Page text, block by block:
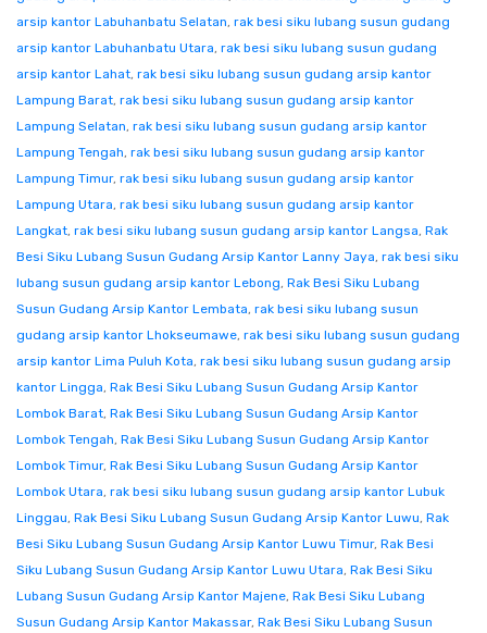
arsip kantor Labuhanbatu Selatan, rak besi siku lubang susun gudang
arsip kantor Labuhanbatu Utara, rak besi siku lubang susun gudang
arsip kantor Lahat, rak besi siku lubang susun gudang arsip kantor
Lampung Barat, rak besi siku lubang susun gudang arsip kantor
Lampung Selatan, rak besi siku lubang susun gudang arsip kantor
Lampung Tengah, rak besi siku lubang susun gudang arsip kantor
Lampung Timur, rak besi siku lubang susun gudang arsip kantor
Lampung Utara, rak besi siku lubang susun gudang arsip kantor
Langkat, rak besi siku lubang susun gudang arsip kantor Langsa, Rak
Besi Siku Lubang Susun Gudang Arsip Kantor Lanny Jaya, rak besi siku
lubang susun gudang arsip kantor Lebong, Rak Besi Siku Lubang
Susun Gudang Arsip Kantor Lembata, rak besi siku lubang susun
gudang arsip kantor Lhokseumawe, rak besi siku lubang susun gudang
arsip kantor Lima Puluh Kota, rak besi siku lubang susun gudang arsip
kantor Lingga, Rak Besi Siku Lubang Susun Gudang Arsip Kantor
Lombok Barat, Rak Besi Siku Lubang Susun Gudang Arsip Kantor
Lombok Tengah, Rak Besi Siku Lubang Susun Gudang Arsip Kantor
Lombok Timur, Rak Besi Siku Lubang Susun Gudang Arsip Kantor
Lombok Utara, rak besi siku lubang susun gudang arsip kantor Lubuk
Linggau, Rak Besi Siku Lubang Susun Gudang Arsip Kantor Luwu, Rak
Besi Siku Lubang Susun Gudang Arsip Kantor Luwu Timur, Rak Besi
Siku Lubang Susun Gudang Arsip Kantor Luwu Utara, Rak Besi Siku
Lubang Susun Gudang Arsip Kantor Majene, Rak Besi Siku Lubang
Susun Gudang Arsip Kantor Makassar, Rak Besi Siku Lubang Susun